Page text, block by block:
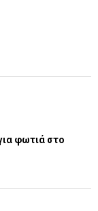
φωτιά στο